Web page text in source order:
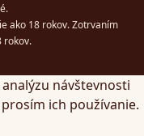
ako 18 rokov. Zotrvaním
rokov.
návštevnosti
ich používanie.